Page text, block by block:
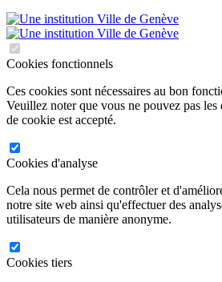
Cookies fonctionnels
Ces cookies sont nécessaires au bon
Veuillez noter que vous ne pouvez pas
de cookie est accepté.
Cookies d'analyse
Cela nous permet de contrôler et
notre site web ainsi qu'effectuer des
utilisateurs de manière anonyme.
Cookies tiers